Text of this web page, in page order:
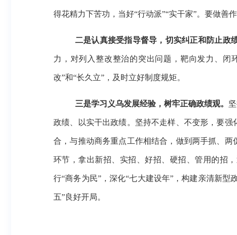
得花精力下苦功，当好“行动派”“实干家”。要做善
二是认真接受指导督导，切实纠正和防止政
力，对列入整改整治的突出问题，靶向发力、
改”和“长久立”，及时立好制度规矩。
三是学习义乌发展经验，树牢正确政绩观。
政绩、以实干出政绩。坚持不走样、不变形，要
合，与推动商务重点工作相结合，做到两手抓、
环节，拿出新招、实招、好招、硬招、管用的招
行“商务为民”，深化“七大建设年”，构建亲清新
五”良好开局。